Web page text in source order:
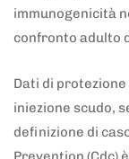
immunogenicità
confronto adulto
Dati di
iniezione scudo,
definizione di